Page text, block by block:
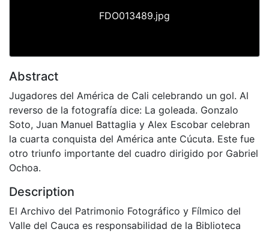
FDO013489.jpg
Abstract
Jugadores del América de Cali celebrando un gol. Al
reverso de la fotografía dice: La goleada. Gonzalo
Soto, Juan Manuel Battaglia y Alex Escobar celebran
la cuarta conquista del América ante Cúcuta. Este fue
otro triunfo importante del cuadro dirigido por Gabriel
Ochoa.
Description
El Archivo del Patrimonio Fotográfico y Fílmico del
Valle del Cauca es responsabilidad de la Biblioteca